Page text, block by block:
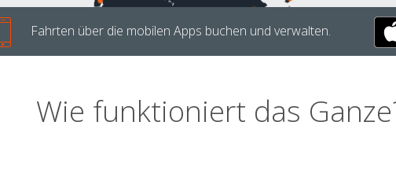
Fahrten über die mobilen Apps buchen und verwalten.
Wie funktioniert das